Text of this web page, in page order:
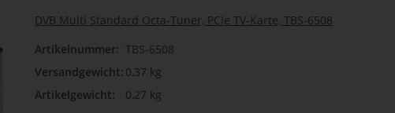
DVB Multi Standard Octa-Tuner, PCIe TV-Karte, TBS-6508
Artikelnummer: TBS-6508
Versandgewicht: 0,37 kg
Artikelgewicht:
0,27 kg